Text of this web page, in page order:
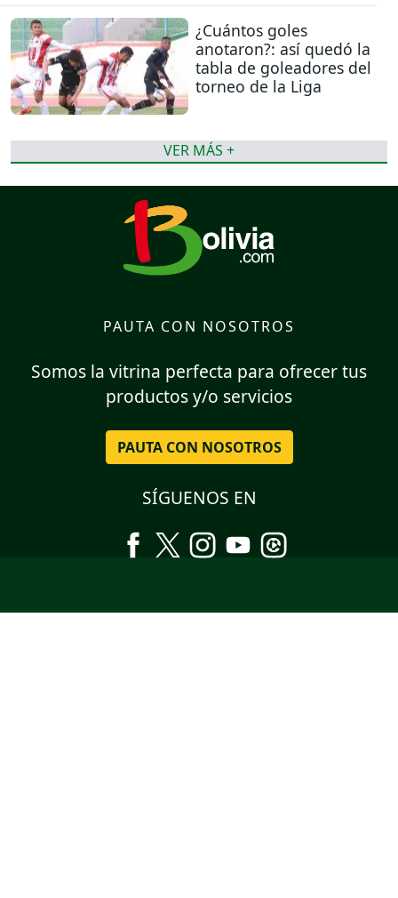
¿Cuántos goles
anotaron?: así quedó la
tabla de goleadores del
torneo de la Liga
VER MÁS +
PAUTA CON NOSOTROS
Somos la vitrina perfecta para ofrecer tus
productos y/o servicios
PAUTA CON NOSOTROS
SÍGUENOS EN